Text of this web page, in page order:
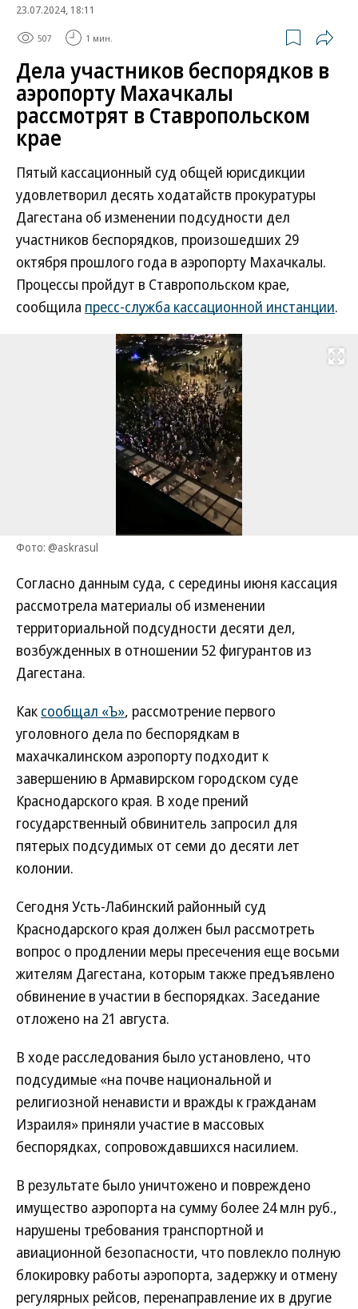
23.07.2024, 18:11
507 1 мин.
Дела участников беспорядков в
аэропорту Махачкалы
рассмотрят в Ставропольском
крае
Пятый кассационный суд общей юрисдикции
удовлетворил десять ходатайств прокуратуры
Дагестана об изменении подсудности дел
участников беспорядков, произошедших 29
октября прошлого года в аэропорту Махачкалы.
Процессы пройдут в Ставропольском крае,
сообщила пресс-служба кассационной инстанции.
Развернуть
Фото: @askrasul
Согласно данным суда, с середины июня кассация
рассмотрела материалы об изменении
территориальной подсудности десяти дел,
возбужденных в отношении 52 фигурантов из
Дагестана.
Как сообщал «Ъ», рассмотрение первого
уголовного дела по беспорядкам в
махачкалинском аэропорту подходит к
завершению в Армавирском городском суде
Краснодарского края. В ходе прений
государственный обвинитель запросил для
пятерых подсудимых от семи до десяти лет
колонии.
Сегодня Усть-Лабинский районный суд
Краснодарского края должен был рассмотреть
вопрос о продлении меры пресечения еще восьми
жителям Дагестана, которым также предъявлено
обвинение в участии в беспорядках. Заседание
отложено на 21 августа.
В ходе расследования было установлено, что
подсудимые «на почве национальной и
религиозной ненависти и вражды к гражданам
Израиля» приняли участие в массовых
беспорядках, сопровождавшихся насилием.
В результате было уничтожено и повреждено
имущество аэропорта на сумму более 24 млн руб.,
нарушены требования транспортной и
авиационной безопасности, что повлекло полную
блокировку работы аэропорта, задержку и отмену
регулярных рейсов, перенаправление их в другие